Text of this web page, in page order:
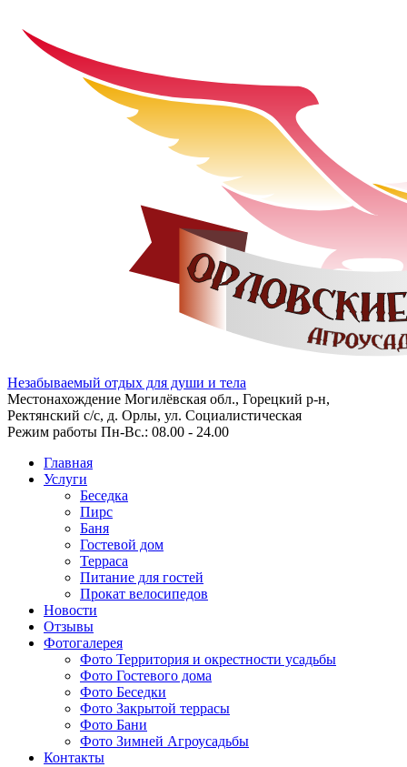
Незабываемый отдых для души и тела
Местонахождение Могилёвская обл., Горецкий р-н,
Ректянский с/с, д. Орлы, ул. Социалистическая
Режим работы Пн-Вс.: 08.00 - 24.00
Главная
Услуги
Беседка
Пирс
Баня
Гостевой дом
Терраса
Питание для гостей
Прокат велосипедов
Новости
Отзывы
Фотогалерея
Фото Территория и окрестности усадьбы
Фото Гостевого дома
Фото Беседки
Фото Закрытой террасы
Фото Бани
Фото Зимней Агроусадьбы
Контакты